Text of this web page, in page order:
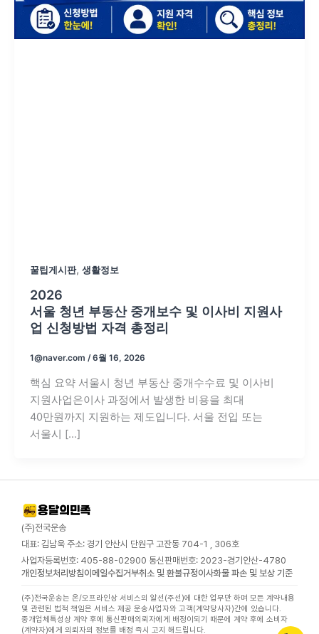
꿀팁게시판, 생활정보
2026
서울 청년 부동산 중개보수 및 이사비 지원사
업 신청방법 자격 총정리
1@naver.com /6월 16, 2026
핵심 요약 서울시 청년 부동산 중개수수료 및 이사비
지원사업은이사 과정에서 발생한 비용을 최대
40만원까지 지원하는 제도입니다. 서울 전입 또는
서울시 […]
(주)전국운송
대표: 김남욱 주소: 경기 안산시 단원구 고잔동 704-1 , 306호
사업자등록번호: 405-88-02900 통신판매번호: 2023-경기안산-4780
개인정보처리방침이메일수집거부취소 및 환불규정이사화물 파손 및 보상 기준
(주)전국운송는 온/오프라인상 서비스의 알선(주선)에 대한 업무만 하며 모든 계약내용
및 관련된 법적 책임은 서비스 제공 운송사업자와 고객(계약당사자)간에 있습니다.
중개업체특성상 계약 후에 통신판매의뢰자에게 배정이되기 때문에 계약 후에 소비자
(계약자)에게 의뢰자의 정보를 배정 즉시 고지 해드립니다.